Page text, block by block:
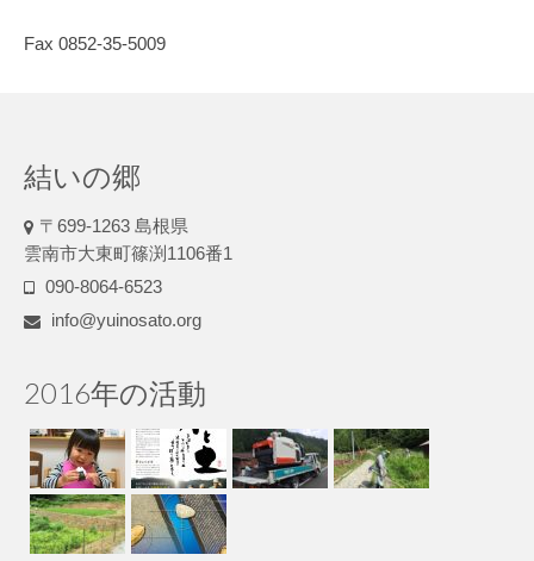
Fax 0852-35-5009
結いの郷
〒699-1263 島根県
雲南市大東町篠渕1106番1
090-8064-6523
info@yuinosato.org
2016年の活動